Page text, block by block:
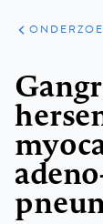
ARTIKELEN
ONDERZOEK